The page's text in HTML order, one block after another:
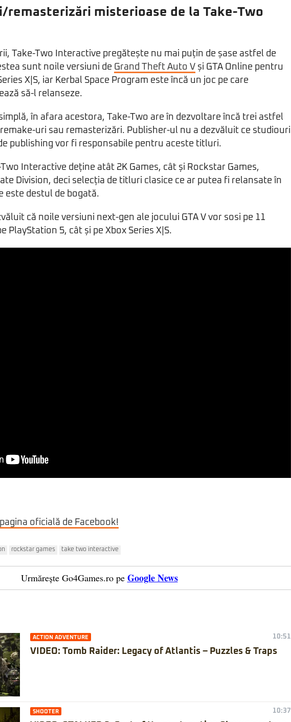
remasterizări misterioase de la Take-Two
Take-Two Interactive pregătește nu mai puțin de șase astfel de
sunt noile versiuni de Grand Theft Auto V și GTA Online pentru
X|S, iar Kerbal Space Program este încă un joc pe care
să-l relanseze.
în afara acestora, Take-Two are în dezvoltare încă trei astfel
uri sau remasterizări. Publisher-ul nu a dezvăluit ce studiouri
publishing vor fi responsabile pentru aceste titluri.
Interactive deține atât 2K Games, cât și Rockstar Games,
Division, deci selecția de titluri clasice ce ar putea fi relansate în
este destul de bogată.
că noile versiuni next-gen ale jocului GTA V vor sosi pe 11
PlayStation 5, cât și pe Xbox Series X|S.
oficială de Facebook!
rockstar games take two interactive
Urmărește Go4Games.ro pe Google News
ACTION ADVENTURE 10:51
VIDEO: Tomb Raider: Legacy of Atlantis – Puzzles & Traps
SHOOTER 10:37